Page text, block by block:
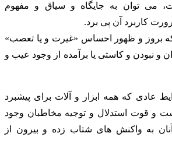
می توان به جایگاه و سیاق و مفهوم
کاربرد آن پی برد.
بروز و ظهور احساس «غیرت و یا تعصب»
‌و نبودن و کاستی یا برآمده از وجود عیب و
عادی که همه ابزار و آلات برای پیشبرد
و قوت استدلال و توجیه مخاطبان وجود
آنان به واکنش های شتاب زده و بیرون از